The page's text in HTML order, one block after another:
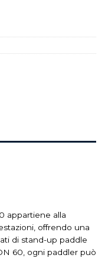
appartiene alla
offrendo una
di stand-up paddle
60, ogni paddler può